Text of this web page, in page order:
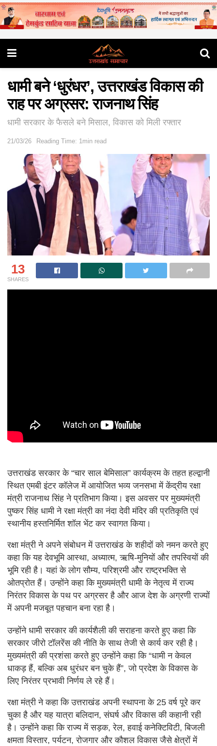
धामी बने ‘धुरंधर’, उत्तराखंड विकास की
राह पर अग्रसर: राजनाथ सिंह
धामी सरकार के फैसले बने मिसाल, विकास को मिली रफ्तार
21/03/26 Reading Time: 1min read
13
SHARES
उत्तराखंड सरकार के “चार साल बेमिसाल” कार्यक्रम के तहत हल्द्वानी
स्थित एमबी इंटर कॉलेज में आयोजित भव्य जनसभा में केंद्रीय रक्षा
मंत्री राजनाथ सिंह ने प्रतिभाग किया। इस अवसर पर मुख्यमंत्री
पुष्कर सिंह धामी ने रक्षा मंत्री का नंदा देवी मंदिर की प्रतिकृति एवं
स्थानीय हस्तनिर्मित शॉल भेंट कर स्वागत किया।
रक्षा मंत्री ने अपने संबोधन में उत्तराखंड के शहीदों को नमन करते हुए
कहा कि यह देवभूमि आस्था, अध्यात्म, ऋषि-मुनियों और तपस्वियों की
भूमि रही है। यहां के लोग सौम्य, परिश्रमी और राष्ट्रभक्ति से
ओतप्रोत हैं। उन्होंने कहा कि मुख्यमंत्री धामी के नेतृत्व में राज्य
निरंतर विकास के पथ पर अग्रसर है और आज देश के अग्रणी राज्यों
में अपनी मजबूत पहचान बना रहा है।
उन्होंने धामी सरकार की कार्यशैली की सराहना करते हुए कहा कि
सरकार जीरो टॉलरेंस की नीति के साथ तेजी से कार्य कर रही है।
मुख्यमंत्री की प्रशंसा करते हुए उन्होंने कहा कि “धामी न केवल
धाकड़ हैं, बल्कि अब धुरंधर बन चुके हैं”, जो प्रदेश के विकास के
लिए निरंतर प्रभावी निर्णय ले रहे हैं।
रक्षा मंत्री ने कहा कि उत्तराखंड अपनी स्थापना के 25 वर्ष पूरे कर
चुका है और यह यात्रा बलिदान, संघर्ष और विकास की कहानी रही
है। उन्होंने कहा कि राज्य में सड़क, रेल, हवाई कनेक्टिविटी, बिजली
क्षमता विस्तार, पर्यटन, रोजगार और कौशल विकास जैसे क्षेत्रों में